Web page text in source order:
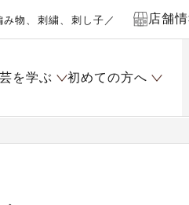
物、刺繍、刺し子／ 店舗
を学ぶ 初めての方へ